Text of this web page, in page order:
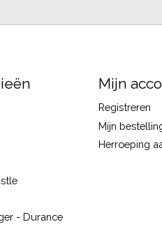
- Durance
Mijn
Registreren
Mijn
Herroeping